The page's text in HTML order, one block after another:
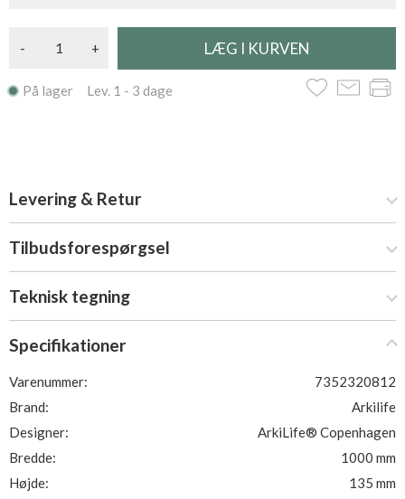
- +
På lager Lev. 1 - 3 dage
Levering & Retur
Tilbudsforespørgsel
Teknisk tegning
Specifikationer
Varenummer:
7352320812
Brand:
Arkilife
Designer:
ArkiLife® Copenhagen
Bredde:
1000 mm
Højde:
135 mm